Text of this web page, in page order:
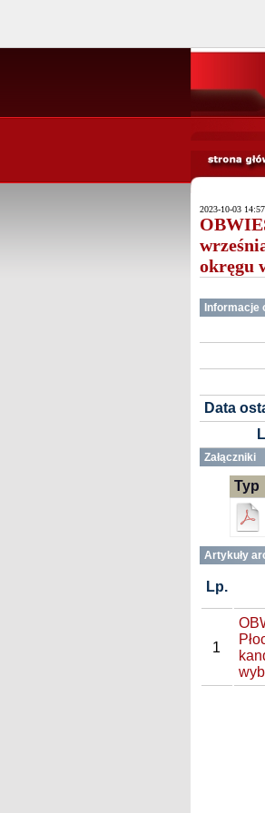
2023-10-03
okręgu
Informacje
Data
Załączniki
Typ
Artykuły
Lp.
1